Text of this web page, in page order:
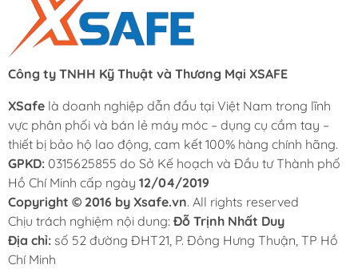
Công ty TNHH Kỹ Thuật và Thương Mại XSAFE
XSafe là doanh nghiệp dẫn đầu tại Việt Nam trong lĩnh
vực phân phối và bán lẻ máy móc – dụng cụ cầm tay –
thiết bị bảo hộ lao động, cam kết 100% hàng chính hãng.
GPKD: 0315625855 do Sở Kế hoạch và Đầu tư Thành phố
Hồ Chí Minh cấp ngày 12/04/2019
Copyright © 2016 by Xsafe.vn. All rights reserved
Chịu trách nghiệm nội dung: Đỗ Trịnh Nhất Duy
Địa chỉ: số 52 đường ĐHT21, P. Đông Hưng Thuận, TP Hồ
Chí Minh